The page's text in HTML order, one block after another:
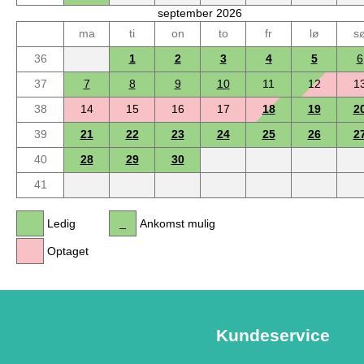
september 2026
ma
ti on to fr lø
36
1 2 3 4 5
6
37
7 8 9 10 11 12
38
14 15 16 17 18 19
39
21 22 23 24 25 26
40
28 29
30
41
Ledig
Optaget
Ankomst mulig
Kundeservice